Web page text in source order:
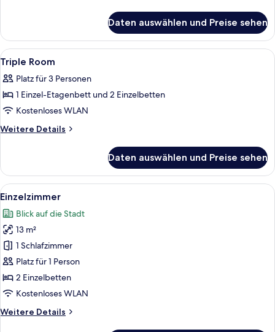
Bed
Room
Daten auswählen und Preise sehen
Alle
Fotos
für
Triple
Room
anzeigen
Zimmersafe, Schreibtisch,
4
Triple Room
Platz für 3 Personen
1 Einzel-Etagenbett und 2 Einzelbetten
Kostenloses WLAN
Weitere Details
Weitere
Room
Daten auswählen und Preise sehen
Alle
Fotos
für
Einzelzimmer
anzeigen
Zimmersafe, Schreibtisch,
6
Einzelzimmer
Blick auf die Stadt
13 m²
1 Schlafzimmer
Platz für 1 Person
2 Einzelbetten
Kostenloses WLAN
Weitere Details
Weitere